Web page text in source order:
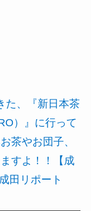
た、『新日本茶
）』に行って
茶やお団子、
すよ！！【成
田リポート